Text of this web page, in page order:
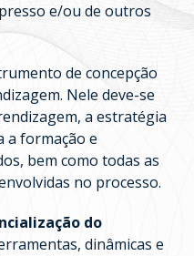
e/ou de outros
de concepção
Nele deve-se
a estratégia
a formação e
bem como todas as
no processo.
do
dinâmicas e